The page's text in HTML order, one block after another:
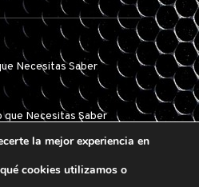
Necesitas Saber
que Necesitas Saber
la mejor experiencia en
cookies utilizamos o